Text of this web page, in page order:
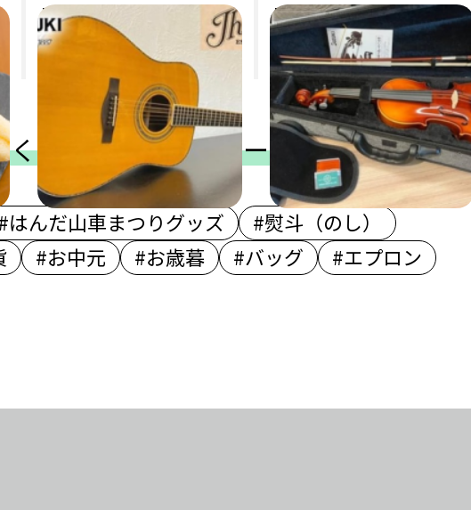
Three S アコースティックギ
ター SUZUKI VIOLIN W-460
鈴木バイオリン製造
110,000円
No.230 アウトフィットバイオ
リン
鈴木バイオリン製造
79,200円(税込)
く検索されるキーワード
はんだ山車まつりグッズ
#熨斗（のし）
#お中元 #お歳暮 #バッグ #エプロン